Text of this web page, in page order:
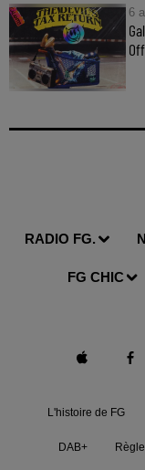
6
RADIO FG.
FG CHIC
L'histoire de FG
DAB+